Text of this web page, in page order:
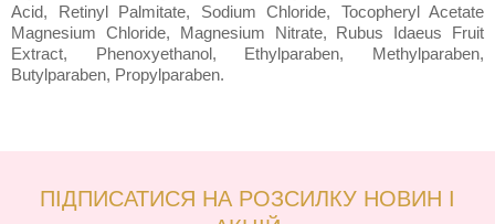
Acid, Retinyl Palmitate, Sodium Chloride, Tocopheryl Acetate
Magnesium Chloride, Magnesium Nitrate, Rubus Idaeus Fruit
Extract, Phenoxyethanol, Ethylparaben, Methylparaben,
Butylparaben, Propylparaben.
ПІДПИСАТИСЯ НА РОЗСИЛКУ НОВИН І